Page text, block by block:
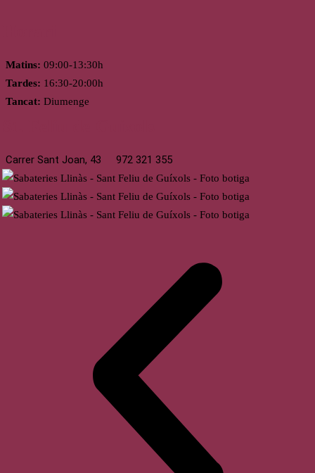
Matins: 09:00-13:30h
Tardes: 16:30-20:00h
Tancat: Diumenge
Carrer Sant Joan, 43 972 321 355